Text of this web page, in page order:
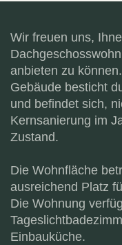
Wir freuen uns,
anbieten zu
Gebäude besticht
und befindet sich,
Kernsanierung im
Zustand.
Die Wohnfläche
ausreichend Platz
Die Wohnung
Einbauküche.